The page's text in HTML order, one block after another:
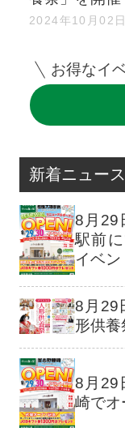
2024年10月02日
お得なイ
新着ニュース
8月29
駅前
イベ
8月29
形供
8月29
崎で